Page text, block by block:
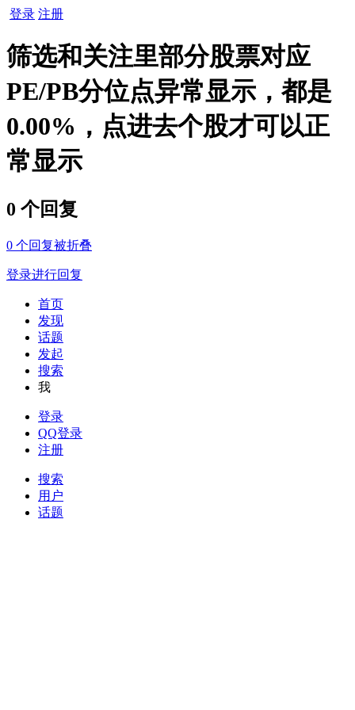
登录 注册
筛选和关注里部分股票对应
PE/PB分位点异常显示，都是
0.00%，点进去个股才可以正
常显示
0 个回复
0 个回复被折叠
登录进行回复
首页
发现
话题
发起
搜索
我
登录
QQ登录
注册
搜索
用户
话题